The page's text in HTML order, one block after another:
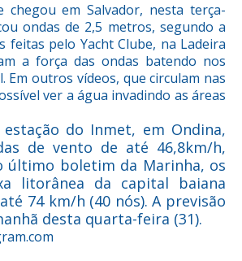
em Salvador, nesta terça-
ondas de 2,5 metros, segundo a
feitas pelo Yacht Clube, na Ladeira
a força das ondas batendo nos
Em outros vídeos, que circulam nas
ver a água invadindo as áreas
do Inmet, em Ondina,
de vento de até 46,8km/h,
último boletim da Marinha, os
litorânea da capital baiana
74 km/h (40 nós). A previsão
desta quarta-feira (31).